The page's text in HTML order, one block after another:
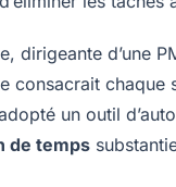
dirigeante d’une
consacrait
un outil
de temps